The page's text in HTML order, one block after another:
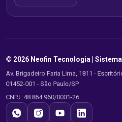
© 2026 Neofin Tecnologia |
Av. Brigadeiro Faria Lima, 1811 -
01452-001 - São Paulo/SP
CNPJ: 48.864.960/0001-26